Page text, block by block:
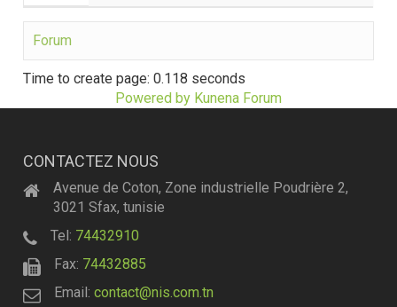
Forum
Time to create page: 0.118 seconds
Powered by Kunena Forum
CONTACTEZ NOUS
Avenue de Coton, Zone industrielle Poudrière 2,
3021 Sfax, tunisie
Tel: 74432910
Fax: 74432885
Email:contact@nis.com.tn